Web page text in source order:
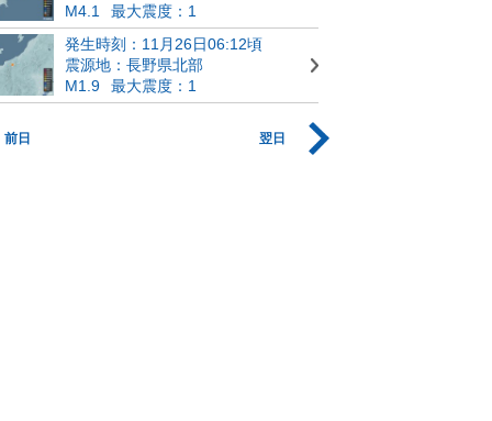
M4.1
最大震度：1
発生時刻：11月26日06:12頃
震源地：長野県北部
M1.9
最大震度：1
前日 翌日